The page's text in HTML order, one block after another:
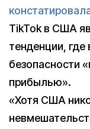
TikTok в США
тенденции,
безопасности
прибылью».
«Хотя США